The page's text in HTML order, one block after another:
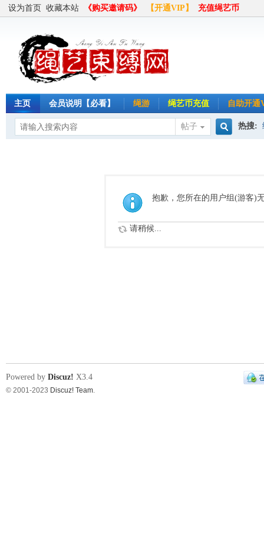
设为首页 收藏本站 《购买邀请码》 【开通VIP】 充值绳艺币
主页 会员说明【必看】 绳游 绳艺币充值 自助开通
帖子
索
热搜:
抱歉，您所在的用户组(游客)
请稍候...
Powered by Discuz! X3.4
© 2001-2023 Discuz! Team